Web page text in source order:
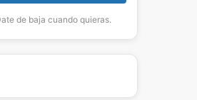
de baja cuando quieras.